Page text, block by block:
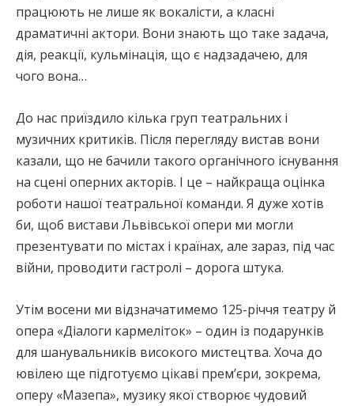
працюють не лише як вокалісти, а класні
драматичні актори. Вони знають що таке задача,
дія, реакції, кульмінація, що є надзадачею, для
чого вона…
До нас приїздило кілька груп театральних і
музичних критиків. Після перегляду вистав вони
казали, що не бачили такого органічного існування
на сцені оперних акторів. І це – найкраща оцінка
роботи нашої театральної команди. Я дуже хотів
би, щоб вистави Львівської опери ми могли
презентувати по містах і країнах, але зараз, під час
війни, проводити гастролі – дорога штука.
Утім восени ми відзначатимемо 125-річчя театру й
опера «Діалоги кармеліток» – один із подарунків
для шанувальників високого мистецтва. Хоча до
ювілею ще підготуємо цікаві прем’єри, зокрема,
оперу «Мазепа», музику якої створює чудовий